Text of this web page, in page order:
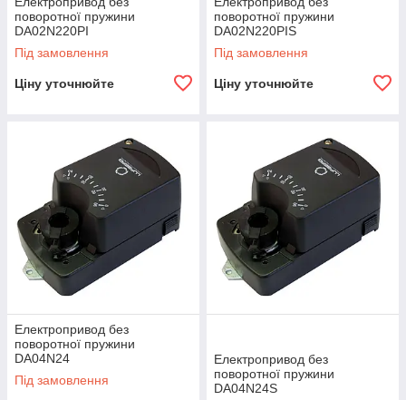
поворотної пружини
DA02N220РІ
Під замовлення
Ціну уточнюйте
поворотної пружини
DA02N220PIS
Під замовлення
Ціну уточнюйте
Електропривод без
поворотної пружини
DA04N24
Під замовлення
Електропривод без
поворотної пружини
DA04N24S